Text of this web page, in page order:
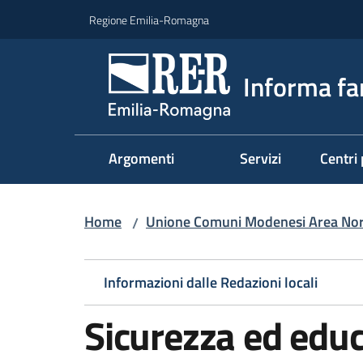
Regione Emilia-Romagna
Informa
Argomenti Servizi Centri
Home / Unione Comuni Modenesi Area
Informazioni dalle Redazioni locali
Sicurezza ed